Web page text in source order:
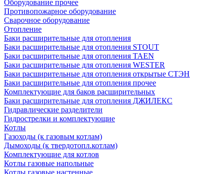
Оборудование прочее
Противопожарное оборудование
Сварочное оборудование
Отопление
Баки расширительные для отопления
Баки расширительные для отопления STOUT
Баки расширительные для отопления TAEN
Баки расширительные для отопления WESTER
Баки расширительные для отопления открытые СТЭН
Баки расширительные для отопления прочее
Комплектующие для баков расширительных
Баки расширительные для отопления ДЖИЛЕКС
Гидравлические разделители
Гидрострелки и комплектующие
Котлы
Газоходы (к газовым котлам)
Дымоходы (к твердотопл.котлам)
Комплектующие для котлов
Котлы газовые напольные
Котлы газовые настенные